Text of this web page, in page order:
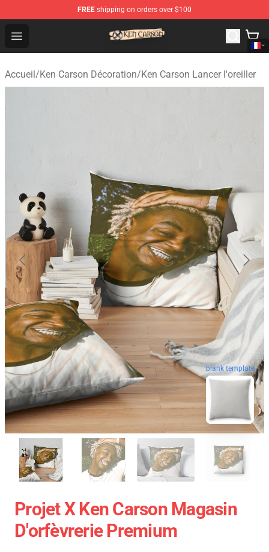
FREE shipping on orders over $100
Open menu
Ken Carson Shop - Official Ken Carson Merchandise
Accueil/Ken Carson Décoration/Ken Carson Lancer l'oreiller
blank template
Projet X Ken Carson Magasin
D'orfèvrerie Premium